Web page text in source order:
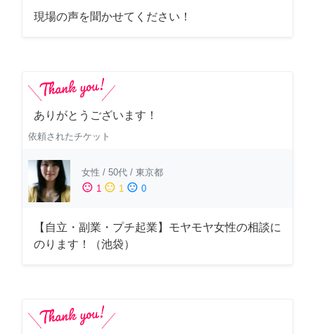
現場の声を聞かせてください！
ありがとうございます！
依頼されたチケット
女性 / 50代 / 東京都
sentiment_satisfied 1 sentiment_neutral 1 sentiment_dissatisfied 0
【自立・副業・プチ起業】モヤモヤ女性の相談に
のります！（池袋）